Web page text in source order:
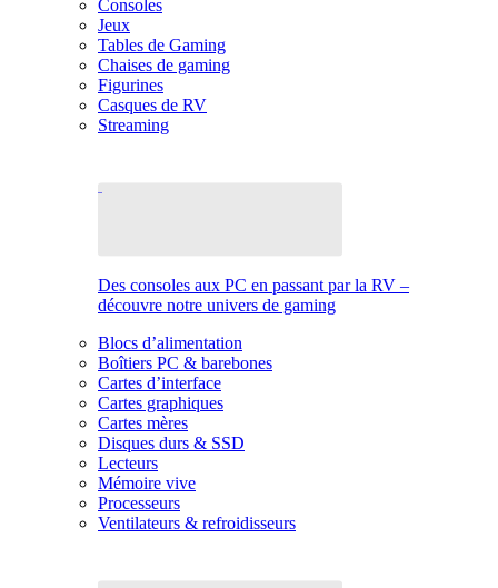
Consoles
Jeux
Tables de Gaming
Chaises de gaming
Figurines
Casques de RV
Streaming
Des consoles aux PC en passant par la RV –
découvre notre univers de gaming
Blocs d’alimentation
Boîtiers PC & barebones
Cartes d’interface
Cartes graphiques
Cartes mères
Disques durs & SSD
Lecteurs
Mémoire vive
Processeurs
Ventilateurs & refroidisseurs